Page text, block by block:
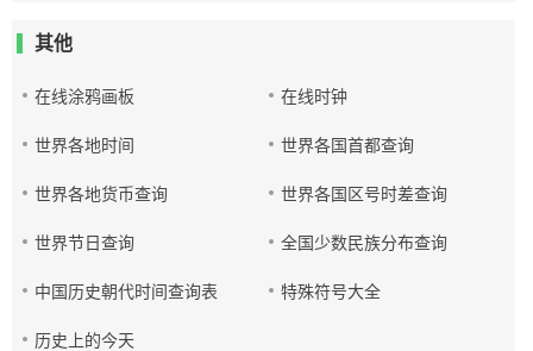
其他
在线涂鸦画板 在线时钟
世界各地时间 世界各国首都查询
世界各地货币查询 世界各国区号时差查询
世界节日查询 全国少数民族分布查询
中国历史朝代时间查询表 特殊符号大全
历史上的今天